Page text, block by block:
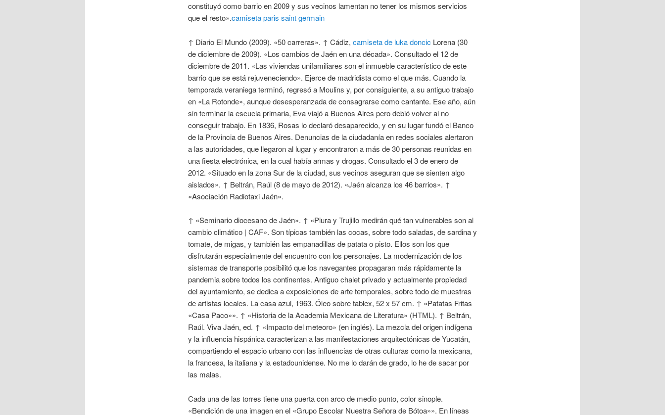
constituyó como barrio en 2009 y sus vecinos lamentan no tener los mismos servicios
que el resto».camiseta paris saint germain
↑ Diario El Mundo (2009). «50 carreras». ↑ Cádiz, camiseta de luka doncic Lorena (30
de diciembre de 2009). «Los cambios de Jaén en una década». Consultado el 12 de
diciembre de 2011. «Las viviendas unifamiliares son el inmueble característico de este
barrio que se está rejuveneciendo». Ejerce de madridista como el que más. Cuando la
temporada veraniega terminó, regresó a Moulins y, por consiguiente, a su antiguo trabajo
en «La Rotonde», aunque desesperanzada de consagrarse como cantante. Ese año, aún
sin terminar la escuela primaria, Eva viajó a Buenos Aires pero debió volver al no
conseguir trabajo. En 1836, Rosas lo declaró desaparecido, y en su lugar fundó el Banco
de la Provincia de Buenos Aires. Denuncias de la ciudadanía en redes sociales alertaron
a las autoridades, que llegaron al lugar y encontraron a más de 30 personas reunidas en
una fiesta electrónica, en la cual había armas y drogas. Consultado el 3 de enero de
2012. «Situado en la zona Sur de la ciudad, sus vecinos aseguran que se sienten algo
aislados». ↑ Beltrán, Raúl (8 de mayo de 2012). «Jaén alcanza los 46 barrios». ↑
«Asociación Radiotaxi Jaén».
↑ «Seminario diocesano de Jaén». ↑ «Piura y Trujillo medirán qué tan vulnerables son al
cambio climático | CAF». Son típicas también las cocas, sobre todo saladas, de sardina y
tomate, de migas, y también las empanadillas de patata o pisto. Ellos son los que
disfrutarán especialmente del encuentro con los personajes. La modernización de los
sistemas de transporte posibilitó que los navegantes propagaran más rápidamente la
pandemia sobre todos los continentes. Antiguo chalet privado y actualmente propiedad
del ayuntamiento, se dedica a exposiciones de arte temporales, sobre todo de muestras
de artistas locales. La casa azul, 1963. Óleo sobre tablex, 52 x 57 cm. ↑ «Patatas Fritas
«Casa Paco»». ↑ «Historia de la Academia Mexicana de Literatura» (HTML). ↑ Beltrán,
Raúl. Viva Jaén, ed. ↑ «Impacto del meteoro» (en inglés). La mezcla del origen indígena
y la influencia hispánica caracterizan a las manifestaciones arquitectónicas de Yucatán,
compartiendo el espacio urbano con las influencias de otras culturas como la mexicana,
la francesa, la italiana y la estadounidense. No me lo darán de grado, lo he de sacar por
las malas.
Cada una de las torres tiene una puerta con arco de medio punto, color sinople.
«Bendición de una imagen en el «Grupo Escolar Nuestra Señora de Bótoa»». En líneas